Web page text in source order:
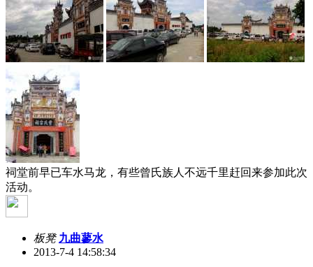
祠堂前早已车水马龙，有些曾氏族人不远千里赶回来参加此次
活动。
板凳 九曲蓼水
2013-7-4 14:58:34